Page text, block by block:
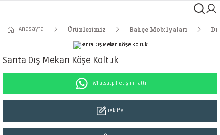
Anasayfa Ürünlerimiz Bahçe Mobilyaları
Santa Dış Mekan Köşe Koltuk
Whatsapp İletişim Hattı
Teklif Al